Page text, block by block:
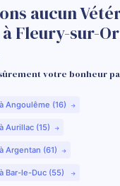
aucun
Fleury-sur-
votre bonheur
Angoulême (16)
Aurillac (15)
Argentan (61)
Bar-le-Duc (55)